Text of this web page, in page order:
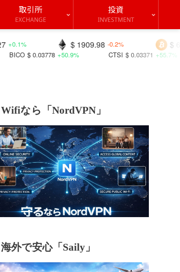
取引所
EXCHANGE
投資
INVESTMENT
$ 64484.4 -0.2%
$ 1909.98 -0.2%
CTSI $ 0.03371 +55.7%
+50.9% TT $
Wifiなら「NordVPN」
海外で安心「Saily」